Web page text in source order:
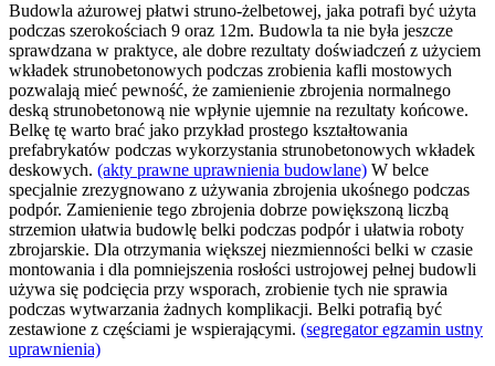
Budowla ażurowej płatwi struno-żelbetowej, jaka potrafi być użyta
podczas szerokościach 9 oraz 12m. Budowla ta nie była jeszcze
sprawdzana w praktyce, ale dobre rezultaty doświadczeń z użyciem
wkładek strunobetonowych podczas zrobienia kafli mostowych
pozwalają mieć pewność, że zamienienie zbrojenia normalnego
deską strunobetonową nie wpłynie ujemnie na rezultaty końcowe.
Belkę tę warto brać jako przykład prostego kształtowania
prefabrykatów podczas wykorzystania strunobetonowych wkładek
deskowych. (akty prawne uprawnienia budowlane) W belce
specjalnie zrezygnowano z używania zbrojenia ukośnego podczas
podpór. Zamienienie tego zbrojenia dobrze powiększoną liczbą
strzemion ułatwia budowlę belki podczas podpór i ułatwia roboty
zbrojarskie. Dla otrzymania większej niezmienności belki w czasie
montowania i dla pomniejszenia rosłości ustrojowej pełnej budowli
używa się podcięcia przy wsporach, zrobienie tych nie sprawia
podczas wytwarzania żadnych komplikacji. Belki potrafią być
zestawione z częściami je wspierającymi. (segregator egzamin ustny
uprawnienia)